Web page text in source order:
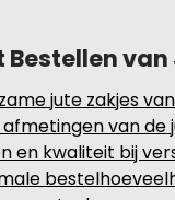
Bestellen
jute zakjes
van de
en kwaliteit bij